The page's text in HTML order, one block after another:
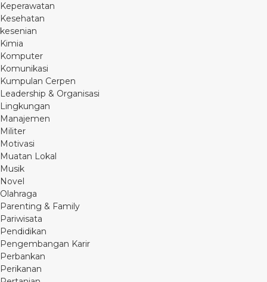
Keperawatan
Kesehatan
kesenian
Kimia
Komputer
Komunikasi
Kumpulan Cerpen
Leadership & Organisasi
Lingkungan
Manajemen
Militer
Motivasi
Muatan Lokal
Musik
Novel
Olahraga
Parenting & Family
Pariwisata
Pendidikan
Pengembangan Karir
Perbankan
Perikanan